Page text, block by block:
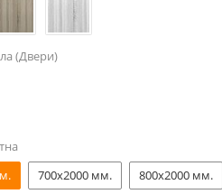
(Двери)
700x2000 мм. 800x2000 мм.